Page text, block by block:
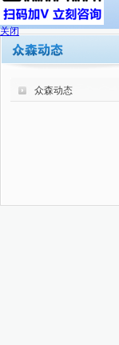
众森动态
关闭